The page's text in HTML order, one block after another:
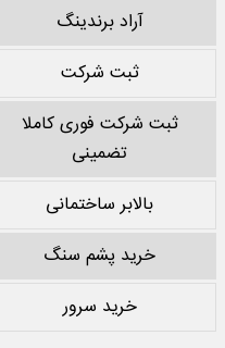
آراد برندینگ
ثبت شرکت
ثبت شرکت فوری کاملا
تضمینی
بالابر ساختمانی
خرید پشم سنگ
خرید سرور